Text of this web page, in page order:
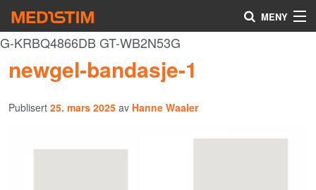
G-KRBQ4866DB GT-WB2N53G
MENY
Hjerte-Kar
Nevrokirurgi
Uro/Gyn
Gå
til
innholdet
Forstørre
skrift
newgel-bandasje-1
Publisert 25. mars 2025 av Hanne Waaler